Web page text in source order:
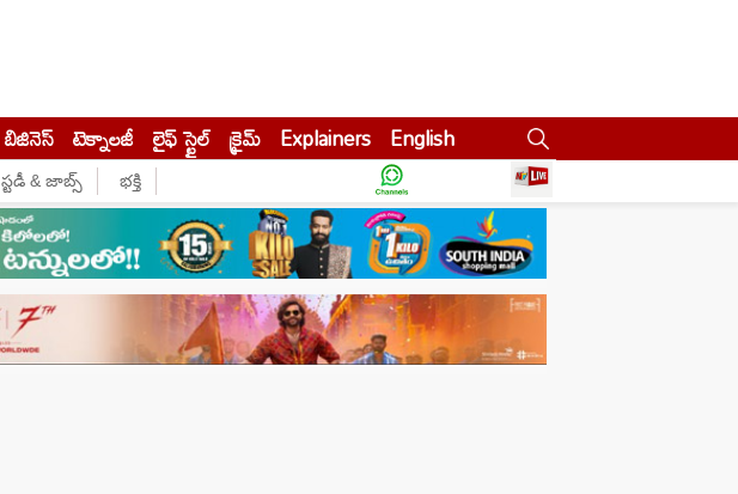
బిజినెస్‌ టెక్నాలజీ లైఫ్ స్టైల్ క్రైమ్ Explainers English
స్టడీ & జాబ్స్ భక్తి